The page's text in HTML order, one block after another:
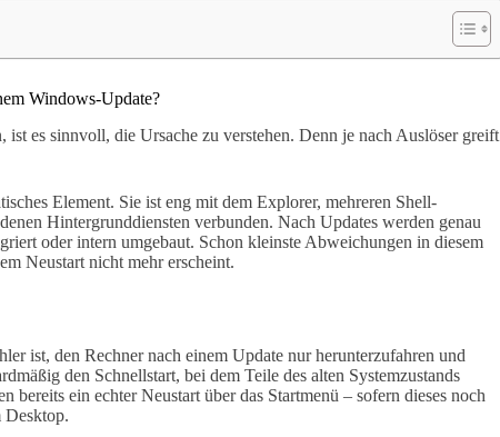
Windows-Update?
es sinnvoll, die Ursache zu verstehen. Denn je nach Auslöser greift
Element. Sie ist eng mit dem Explorer, mehreren Shell-
Hintergrunddiensten verbunden. Nach Updates werden genau
oder intern umgebaut. Schon kleinste Abweichungen in diesem
Neustart nicht mehr erscheint.
ist, den Rechner nach einem Update nur herunterzufahren und
den Schnellstart, bei dem Teile des alten Systemzustands
bereits ein echter Neustart über das Startmenü – sofern dieses noch
Desktop.